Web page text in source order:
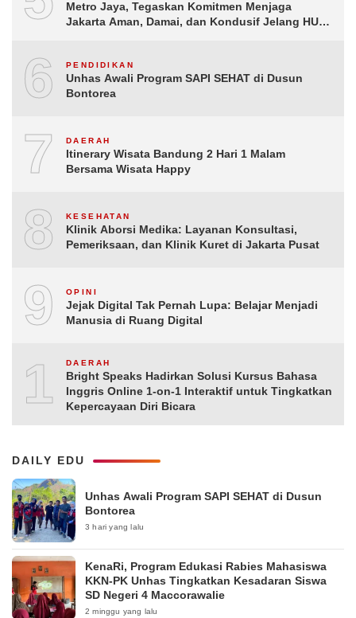
Metro Jaya, Tegaskan Komitmen Menjaga
Jakarta Aman, Damai, dan Kondusif Jelang HUT
6 PENDIDIKAN
Unhas Awali Program SAPI SEHAT di Dusun
Bontorea
7 DAERAH
Itinerary Wisata Bandung 2 Hari 1 Malam
Bersama Wisata Happy
8 KESEHATAN
Klinik Aborsi Medika: Layanan Konsultasi,
Pemeriksaan, dan Klinik Kuret di Jakarta Pusat
9 OPINI
Jejak Digital Tak Pernah Lupa: Belajar Menjadi
Manusia di Ruang Digital
10DAERAH
Bright Speaks Hadirkan Solusi Kursus Bahasa
Inggris Online 1-on-1 Interaktif untuk Tingkatkan
Kepercayaan Diri Bicara
DAILY EDU
Unhas Awali Program SAPI SEHAT di Dusun
Bontorea
3 hari yang lalu
KenaRi, Program Edukasi Rabies Mahasiswa
KKN-PK Unhas Tingkatkan Kesadaran Siswa
SD Negeri 4 Maccorawalie
2 minggu yang lalu